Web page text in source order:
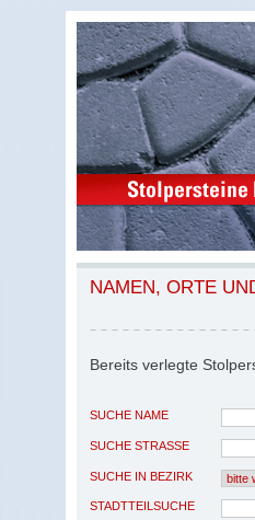
NAMEN, ORTE
Bereits verlegte
SUCHE NAME
SUCHE STRASSE
SUCHE IN BEZIRK
STADTTEILSUCHE